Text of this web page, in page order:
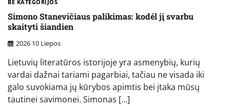
BE KATEGORIJOS
Simono Stanevičiaus palikimas: kodėl jį svarbu
skaityti šiandien
2026 10 Liepos
Lietuvių literatūros istorijoje yra asmenybių, kurių
vardai dažnai tariami pagarbiai, tačiau ne visada iki
galo suvokiama jų kūrybos apimtis bei įtaka mūsų
tautinei savimonei. Simonas […]